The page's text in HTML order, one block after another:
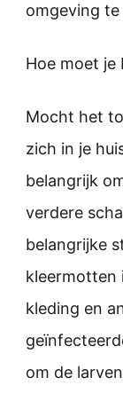
omgeving
Hoe moet je
Mocht het
zich in je
belangrijk
verdere
belangrijke
kleermotten
kleding en
om de